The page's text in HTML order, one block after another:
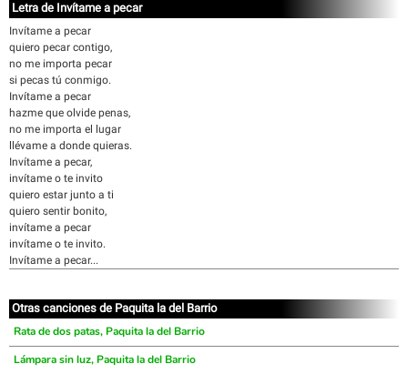
Letra de Invítame a pecar
Invítame a pecar
quiero pecar contigo,
no me importa pecar
si pecas tú conmigo.
Invítame a pecar
hazme que olvide penas,
no me importa el lugar
llévame a donde quieras.
Invítame a pecar,
invítame o te invito
quiero estar junto a ti
quiero sentir bonito,
invítame a pecar
invítame o te invito.
Invítame a pecar...
Otras canciones de Paquita la del Barrio
Rata de dos patas, Paquita la del Barrio
Lámpara sin luz, Paquita la del Barrio